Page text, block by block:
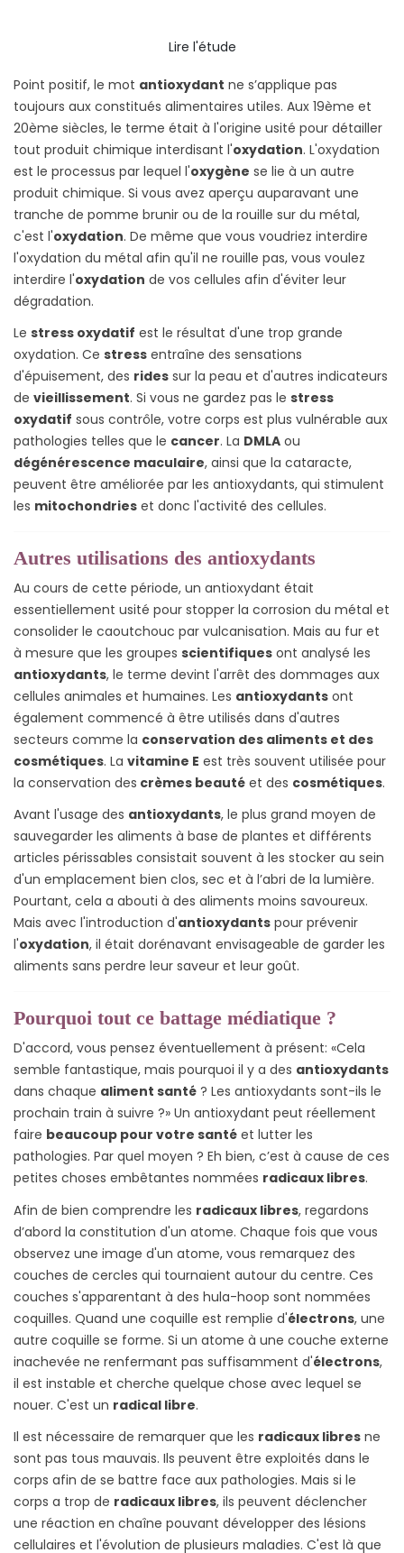
Lire l'étude
Point positif, le mot antioxydant ne s’applique pas
toujours aux constitués alimentaires utiles. Aux 19ème et
20ème siècles, le terme était à l'origine usité pour détailler
tout produit chimique interdisant l'oxydation. L'oxydation
est le processus par lequel l'oxygène se lie à un autre
produit chimique. Si vous avez aperçu auparavant une
tranche de pomme brunir ou de la rouille sur du métal,
c'est l'oxydation. De même que vous voudriez interdire
l'oxydation du métal afin qu'il ne rouille pas, vous voulez
interdire l'oxydation de vos cellules afin d'éviter leur
dégradation.
Le stress oxydatif est le résultat d'une trop grande
oxydation. Ce stress entraîne des sensations
d'épuisement, des rides sur la peau et d'autres indicateurs
de vieillissement. Si vous ne gardez pas le stress
oxydatif sous contrôle, votre corps est plus vulnérable aux
pathologies telles que le cancer. La DMLA ou
dégénérescence maculaire, ainsi que la cataracte,
peuvent être améliorée par les antioxydants, qui stimulent
les mitochondries et donc l'activité des cellules.
Autres utilisations des antioxydants
Au cours de cette période, un antioxydant était
essentiellement usité pour stopper la corrosion du métal et
consolider le caoutchouc par vulcanisation. Mais au fur et
à mesure que les groupes scientifiques ont analysé les
antioxydants, le terme devint l'arrêt des dommages aux
cellules animales et humaines. Les antioxydants ont
également commencé à être utilisés dans d'autres
secteurs comme la conservation des aliments et des
cosmétiques. La vitamine E est très souvent utilisée pour
la conservation des crèmes beauté et des cosmétiques.
Avant l'usage des antioxydants, le plus grand moyen de
sauvegarder les aliments à base de plantes et différents
articles périssables consistait souvent à les stocker au sein
d'un emplacement bien clos, sec et à l’abri de la lumière.
Pourtant, cela a abouti à des aliments moins savoureux.
Mais avec l'introduction d'antioxydants pour prévenir
l'oxydation, il était dorénavant envisageable de garder les
aliments sans perdre leur saveur et leur goût.
Pourquoi tout ce battage médiatique ?
D'accord, vous pensez éventuellement à présent: «Cela
semble fantastique, mais pourquoi il y a des antioxydants
dans chaque aliment santé ? Les antioxydants sont-ils le
prochain train à suivre ?» Un antioxydant peut réellement
faire beaucoup pour votre santé et lutter les
pathologies. Par quel moyen ? Eh bien, c’est à cause de ces
petites choses embêtantes nommées radicaux libres.
Afin de bien comprendre les radicaux libres, regardons
d’abord la constitution d'un atome. Chaque fois que vous
observez une image d'un atome, vous remarquez des
couches de cercles qui tournaient autour du centre. Ces
couches s'apparentant à des hula-hoop sont nommées
coquilles. Quand une coquille est remplie d'électrons, une
autre coquille se forme. Si un atome à une couche externe
inachevée ne renfermant pas suffisamment d'électrons,
il est instable et cherche quelque chose avec lequel se
nouer. C'est un radical libre.
Il est nécessaire de remarquer que les radicaux libres ne
sont pas tous mauvais. Ils peuvent être exploités dans le
corps afin de se battre face aux pathologies. Mais si le
corps a trop de radicaux libres, ils peuvent déclencher
une réaction en chaîne pouvant développer des lésions
cellulaires et l'évolution de plusieurs maladies. C'est là que